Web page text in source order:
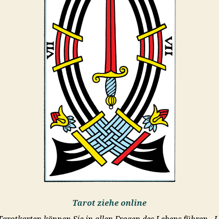
Tarot ziehe online